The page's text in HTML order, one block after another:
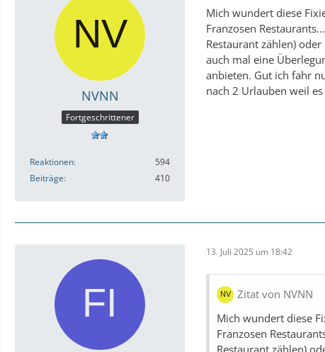
NVNN
Fortgeschrittener
Reaktionen
594
Beiträge
410
Mich wundert diese
Franzosen
Restaurant zählen)
auch mal eine
anbieten. Gut ich fahr
nach 2 Urlauben weil
13. Juli 2025 um 18:42
Zitat von NVNN
Mich wundert diese
Franzosen
Restaurant zählen)